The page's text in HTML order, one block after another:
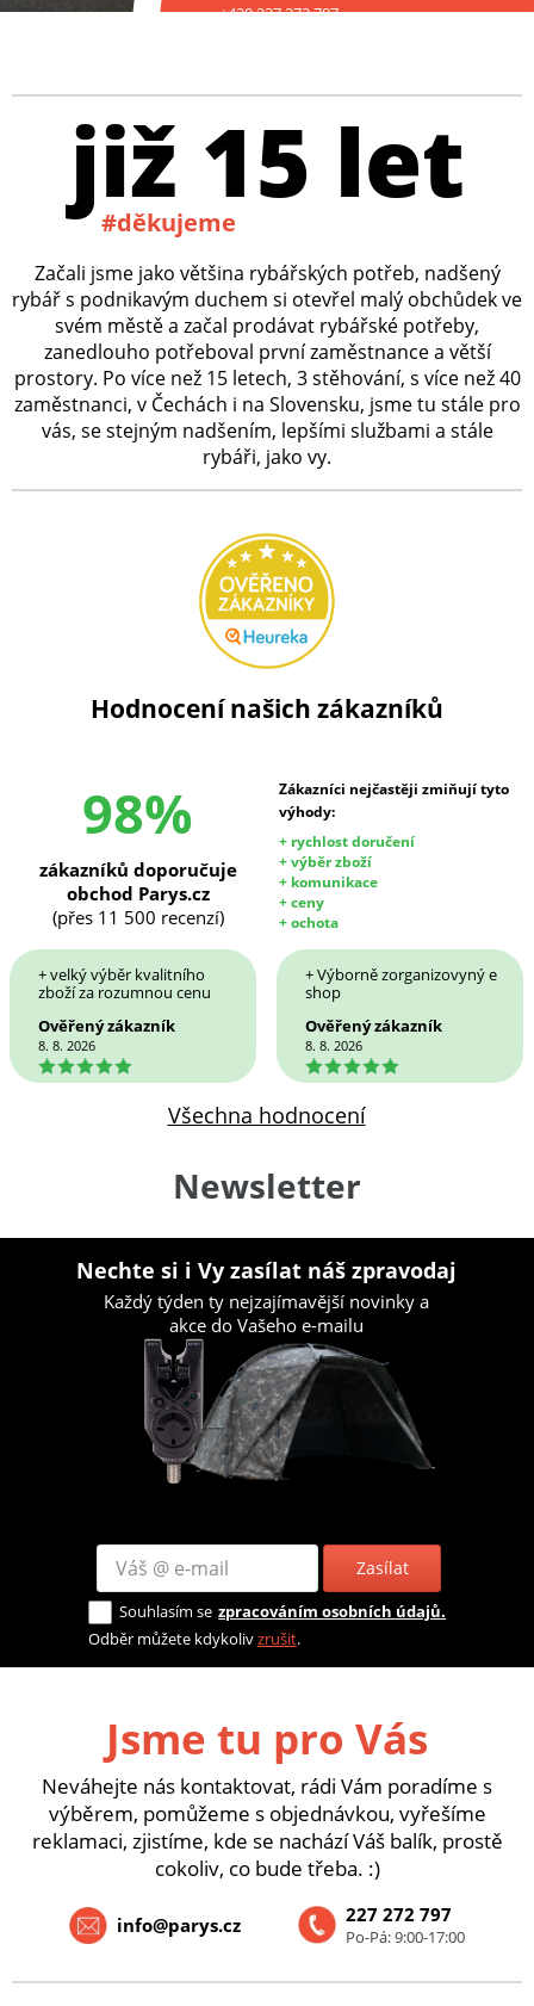
+420 227 272 797
již 15 let
#děkujeme
Začali jsme jako většina rybářských potřeb, nadšený
rybář s podnikavým duchem si otevřel malý obchůdek ve
svém městě a začal prodávat rybářské potřeby,
zanedlouho potřeboval první zaměstnance a větší
prostory. Po více než 15 letech, 3 stěhování, s více než 40
zaměstnanci, v Čechách i na Slovensku, jsme tu stále pro
vás, se stejným nadšením, lepšími službami a stále
rybáři, jako vy.
Hodnocení našich zákazníků
98%
Zákazníci nejčastěji zmiňují tyto
výhody:
+ rychlost doručení
+ výběr zboží
+ komunikace
+ ceny
+ ochota
zákazníků doporučuje
obchod Parys.cz
(přes 11 500 recenzí)
+ velký výběr kvalitního
zboží za rozumnou cenu
Ověřený zákazník
8. 8. 2026
5
+ Výborně zorganizovyný e
shop
Ověřený zákazník
8. 8. 2026
5
Všechna hodnocení
Newsletter
Nechte si i Vy zasílat náš zpravodaj
Každý týden ty nejzajímavější novinky a
akce do Vašeho e-mailu
Zasílat
Souhlasím se zpracováním osobních údajů.
Odběr můžete kdykolivzrušit.
Jsme tu pro Vás
Neváhejte nás kontaktovat, rádi Vám poradíme s
výběrem, pomůžeme s objednávkou, vyřešíme
reklamaci, zjistíme, kde se nachází Váš balík, prostě
cokoliv, co bude třeba. :)
227 272 797
Po-Pá: 9:00-17:00
info@parys.cz